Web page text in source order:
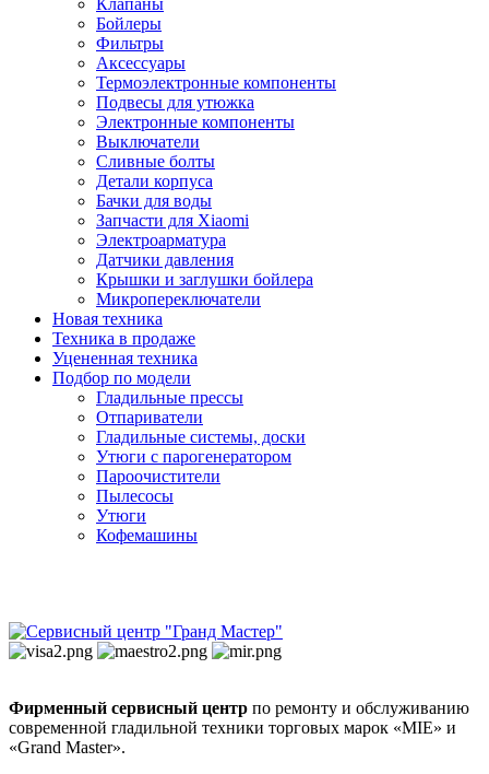
Клапаны
Бойлеры
Фильтры
Аксессуары
Термоэлектронные компоненты
Подвесы для утюжка
Электронные компоненты
Выключатели
Сливные болты
Детали корпуса
Бачки для воды
Запчасти для Xiaomi
Электроарматура
Датчики давления
Крышки и заглушки бойлера
Микропереключатели
Новая техника
Техника в продаже
Уцененная техника
Подбор по модели
Гладильные прессы
Отпариватели
Гладильные системы, доски
Утюги с парогенератором
Пароочистители
Пылесосы
Утюги
Кофемашины
Фирменный сервисный центр по ремонту и обслуживанию
современной гладильной техники торговых марок «MIE» и
«Grand Master».